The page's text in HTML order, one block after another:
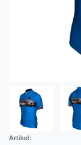
Artikel: